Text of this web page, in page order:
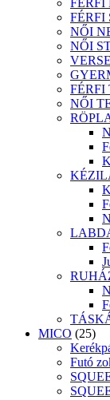
FÉRFI
FÉRFI
NŐI
NŐI
FÉRFI
NŐI
MICO (25)
Futó